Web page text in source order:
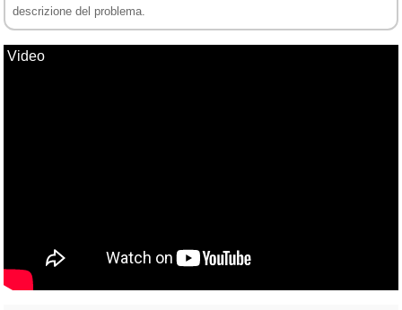
descrizione del problema.
Video